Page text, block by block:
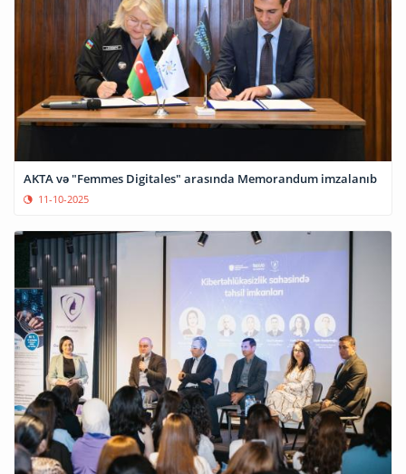
AKTA və "Femmes Digitales" arasında Memorandum imzalanıb
11-10-2025